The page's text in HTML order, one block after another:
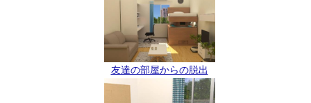
友達の部屋からの脱出